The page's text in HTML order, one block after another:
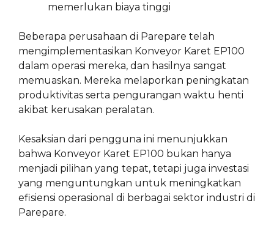
memerlukan biaya tinggi
Beberapa perusahaan di Parepare telah
mengimplementasikan Konveyor Karet EP100
dalam operasi mereka, dan hasilnya sangat
memuaskan. Mereka melaporkan peningkatan
produktivitas serta pengurangan waktu henti
akibat kerusakan peralatan.
Kesaksian dari pengguna ini menunjukkan
bahwa Konveyor Karet EP100 bukan hanya
menjadi pilihan yang tepat, tetapi juga investasi
yang menguntungkan untuk meningkatkan
efisiensi operasional di berbagai sektor industri di
Parepare.